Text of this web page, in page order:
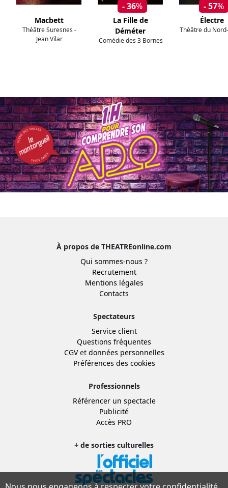
Macbett
Théâtre Suresnes -
Jean Vilar
- 36%
La Fille de
Déméter
Comédie des 3 Bornes
- 57%
Électre
Théâtre du
À propos de THEATREonline.com
Qui sommes-nous ?
Recrutement
Mentions légales
Contacts
Spectateurs
Service client
Questions fréquentes
CGVet données personnelles
Préférences des cookies
Professionnels
Référencer un spectacle
Publicité
Accès PRO
+ de sorties culturelles